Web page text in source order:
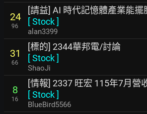
24
96
[請益] AI 時代記憶體產業能擺
[Stock]
alan3399
31
66
[標的] 2344華邦電/討論
[Stock]
ShaoJi
8
16
[情報] 2337 旺宏 115年7月營
[Stock]
BlueBird5566